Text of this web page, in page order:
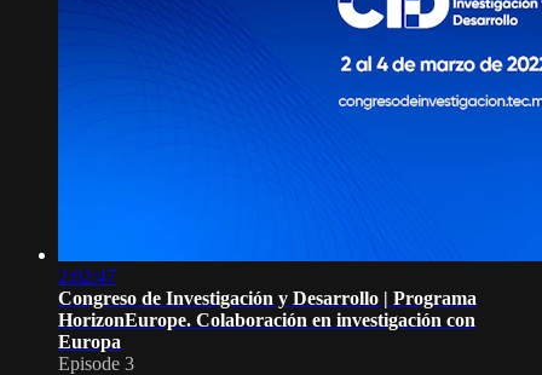
2:02:47
Congreso de Investigación y Desarrollo | Programa
HorizonEurope. Colaboración en investigación con
Europa
Episode 3